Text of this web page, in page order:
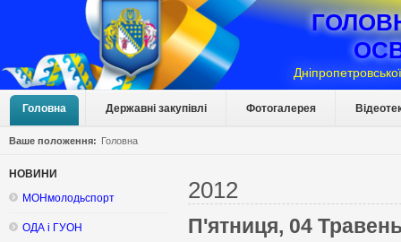
Головна Державні закупівлі Фотогалерея
Ваше положення: Головна
НОВИНИ
МОНмолодьспорт
ОДА і ГУОН
2012
П'ятниця, 04